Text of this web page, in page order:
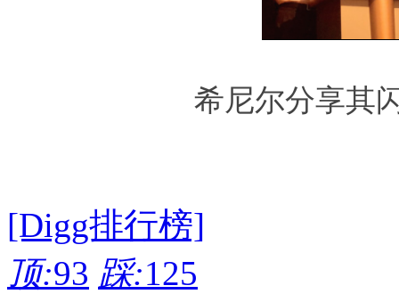
希尼尔分享其
[Digg排行榜]
顶:93 踩:125